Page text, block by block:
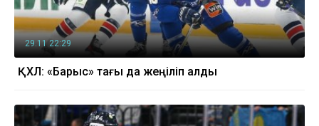
29.11 22:29
ҚХЛ: «Барыс» тағы да жеңіліп қалды